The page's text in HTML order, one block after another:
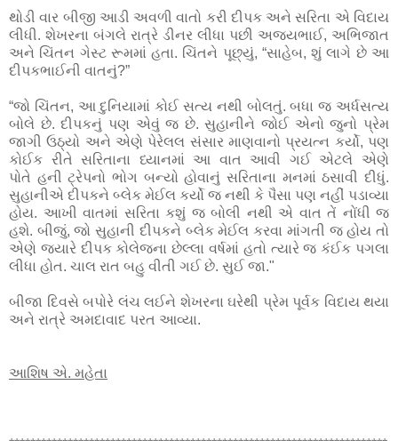
થોડી વાર બીજી આડી અવળી વાતો કરી દીપક અને સરિતા એ વિદાય
લીધી. શેખરના બંગલે રાત્રે ડીનર લીધા પછી અજયભાઈ, અભિજાત
અને ચિંતન ગેસ્ટ રૂમમાં હતા. ચિંતને પૂછ્યું, “સાહેબ, શું લાગે છે આ
દીપકભાઈની વાતનું?”
“જો ચિંતન, આ દુનિયામાં કોઈ સત્ય નથી બોલતું. બધા જ અર્ધસત્ય
બોલે છે. દીપકનું પણ એવું જ છે. સુહાનીને જોઈ એનો જુનો પ્રેમ
જાગી ઉઠ્યો અને એણે પેરેલલ સંસાર માણવાનો પ્રયત્ન કર્યો, પણ
કોઈક રીતે સરિતાના ધ્યાનમાં આ વાત આવી ગઈ એટલે એણે
પોતે હની ટ્રેપનો ભોગ બન્યો હોવાનું સરિતાના મનમાં ઠસાવી દીધું.
સુહાનીએ દીપકને બ્લેક મેઈલ કર્યો જ નથી કે પૈસા પણ નહીં પડાવ્યા
હોય. આખી વાતમાં સરિતા કશું જ બોલી નથી એ વાત તેં નોંધી જ
હશે. બીજું, જો સુહાની દીપકને બ્લેક મેઈલ કરવા માંગતી જ હોય તો
એણે જયારે દીપક કોલેજના છેલ્લા વર્ષમાં હતો ત્યારે જ કંઈક પગલા
લીધા હોત. ચાલ રાત બહુ વીતી ગઈ છે. સુઈ જા."
બીજા દિવસે બપોરે લંચ લઈને શેખરના ઘરેથી પ્રેમ પૂર્વક વિદાય થયા
અને રાત્રે અમદાવાદ પરત આવ્યા.
આશિષ એ. મહેતા